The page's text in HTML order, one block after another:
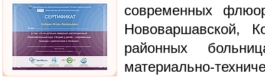
современных
Нововаршавской,
районных
материально-